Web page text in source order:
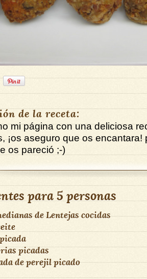
de la receta:
mi página con una deliciosa
¡os aseguro que os encantara!
os pareció ;-)
para5 personas
deLentejas cocidas
picadas
de perejil picado